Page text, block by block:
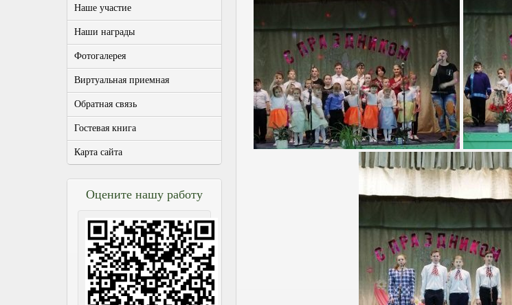
Наше участие
Наши награды
Фотогалерея
Виртуальная приемная
Обратная связь
Гостевая книга
Карта сайта
Оцените нашу работу